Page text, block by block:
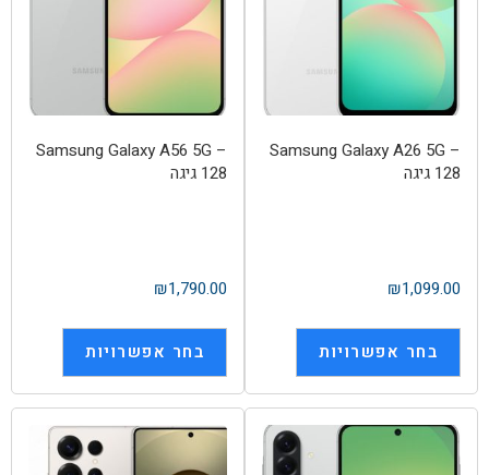
Samsung Galaxy A26 5G –
128 גיגה
₪1,099.00
בחר אפשרויות
Samsung Galaxy A56 5G –
128 גיגה
₪1,790.00
בחר אפשרויות